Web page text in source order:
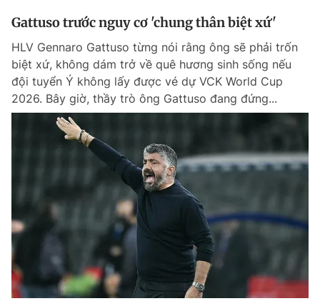
Chuyên mục
Chuyên mục khác
Chào ngày mới
Tin 360
Video Magazine
Sản phẩm khác
Tiện ích Bạn cần biết
Thông tin tài khoản
Đổi mật khẩu
Tin đã lưu
Tin đã xem
Đăng xuất
Gattuso trước nguy cơ 'chung thân biệt xứ'
HLV Gennaro Gattuso từng nói rằng ông sẽ phải trốn
biệt xứ, không dám trở về quê hương sinh sống nếu
đội tuyển Ý không lấy được vé dự VCK World Cup
2026. Bây giờ, thầy trò ông Gattuso đang đứng...